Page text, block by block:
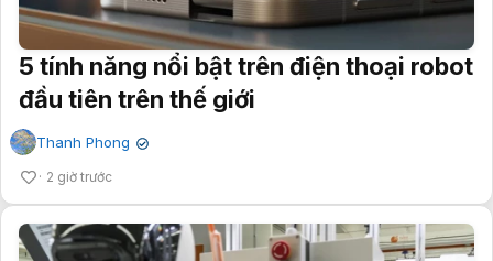
5 tính năng nổi bật trên điện thoại robot
đầu tiên trên thế giới
Thanh Phong ✔
2 giờ trước